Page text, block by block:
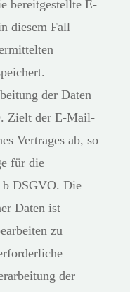
bereitgestellte E-
diesem Fall
der Daten
Zielt der E-Mail-
Vertrages ab, so
für die
DSGVO. Die
Daten ist
zu
der